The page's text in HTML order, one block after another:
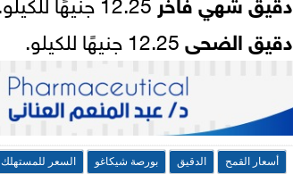
دقيق الضحى12.25 جنيهًا للكيلو.
أسعار القمح الدقيق بورصة شيكاغو السعر للمستهلك